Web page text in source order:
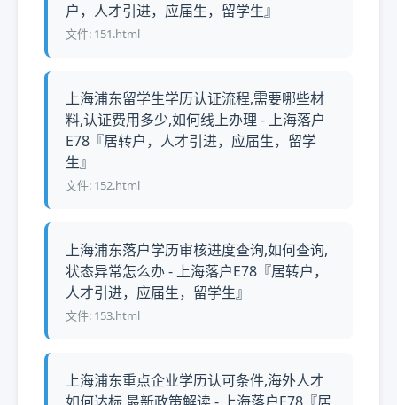
户，人才引进，应届生，留学生』
文件: 151.html
上海浦东留学生学历认证流程,需要哪些材
料,认证费用多少,如何线上办理 - 上海落户
E78『居转户，人才引进，应届生，留学
生』
文件: 152.html
上海浦东落户学历审核进度查询,如何查询,
状态异常怎么办 - 上海落户E78『居转户，
人才引进，应届生，留学生』
文件: 153.html
上海浦东重点企业学历认可条件,海外人才